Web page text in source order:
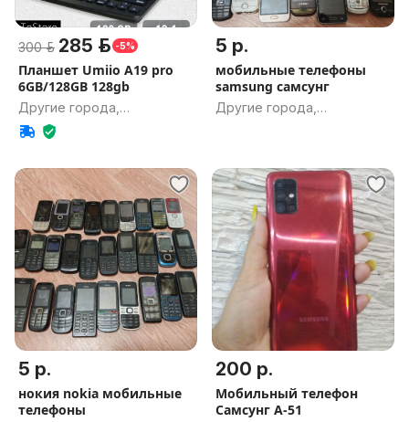
300 р. 285 р. -5%
Планшет Umiio A19 pro
6GB/128GB 128gb
Другие города,
Гомельская обл.
5 р.
мобильные телефоны
samsung самсунг
Другие города,
5 р.
нокия nokia мобильные
телефоны
200 р.
Мобильный телефон
Самсунг А-51